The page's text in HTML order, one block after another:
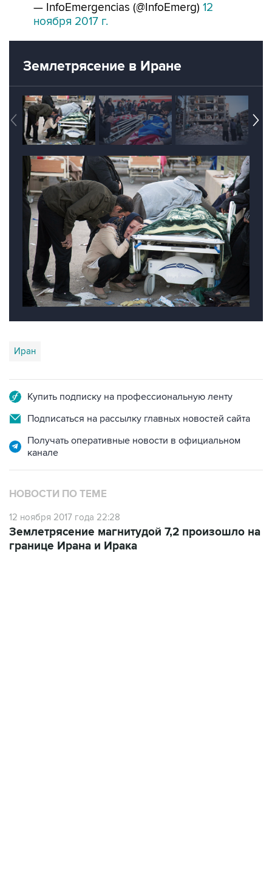
— InfoEmergencias (@InfoEmerg) 12
ноября 2017 г.
Землетрясение в Иране
Иран
Купить подписку на профессиональную ленту
Подписаться на рассылку главных новостей сайта
Получать оперативные новости в официальном
канале
НОВОСТИ ПО ТЕМЕ
12 ноября 2017 года 22:28
Землетрясение магнитудой 7,2 произошло на
границе Ирана и Ирака